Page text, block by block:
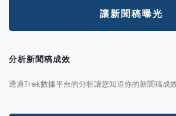
讓新聞稿曝光
分析新聞稿成效
透過Trek數據平台的分析讓您知道你的新聞稿成